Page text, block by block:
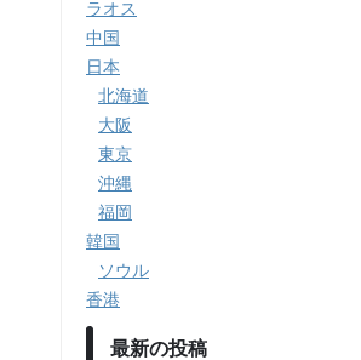
ラオス
中国
日本
北海道
大阪
東京
沖縄
福岡
韓国
ソウル
香港
最新の投稿